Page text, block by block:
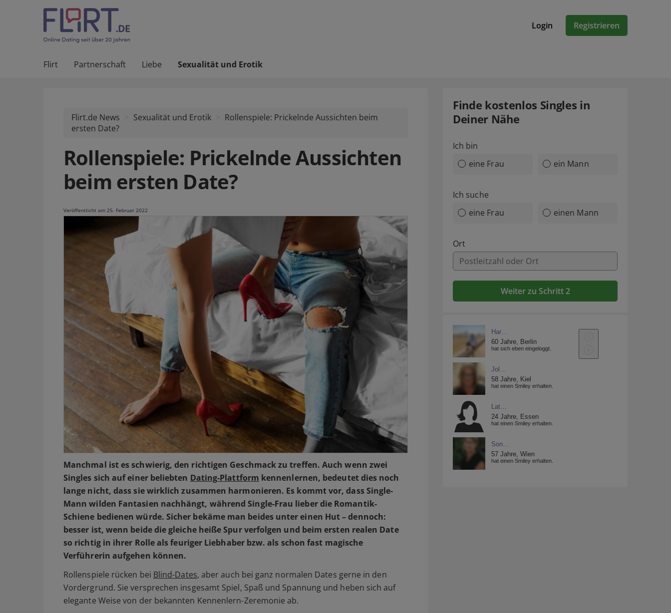
Login Registrieren
Flirt Partnerschaft Liebe Sexualität und Erotik
Flirt.de News Sexualität und Erotik
Rollenspiele: Prickelnde Aussichten beim
ersten Date?
Rollenspiele: Prickelnde Aussichten
beim ersten Date?
Veröffentlicht am 25. Februar 2022
Manchmal ist es schwierig, den richtigen Geschmack zu treffen. Auch wenn zwei
Singles sich auf einer beliebten Dating-Plattform kennenlernen, bedeutet dies noch
lange nicht, dass sie wirklich zusammen harmonieren. Es kommt vor, dass Single-
Mann wilden Fantasien nachhängt, während Single-Frau lieber die Romantik-
Schiene bedienen würde. Sicher bekäme man beides unter einen Hut – dennoch:
besser ist, wenn beide die gleiche heiße Spur verfolgen und beim ersten realen Date
so richtig in ihrer Rolle als feuriger Liebhaber bzw. als schon fast magische
Verführerin aufgehen können.
Rollenspiele rücken bei Blind-Dates, aber auch bei ganz normalen Dates gerne in den
Vordergrund. Sie versprechen insgesamt Spiel, Spaß und Spannung und heben sich auf
elegante Weise von der bekannten Kennenlern-Zeremonie ab.